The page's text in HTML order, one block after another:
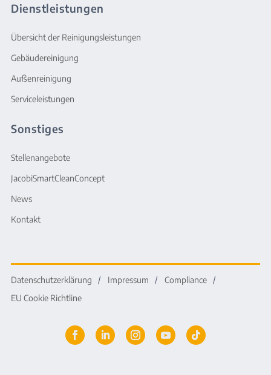
Dienstleistungen
Übersicht der Reinigungsleistungen
Gebäudereinigung
Außenreinigung
Serviceleistungen
Sonstiges
Stellenangebote
JacobiSmartCleanConcept
News
Kontakt
Datenschutzerklärung Impressum
Compliance
EU Cookie Richtline